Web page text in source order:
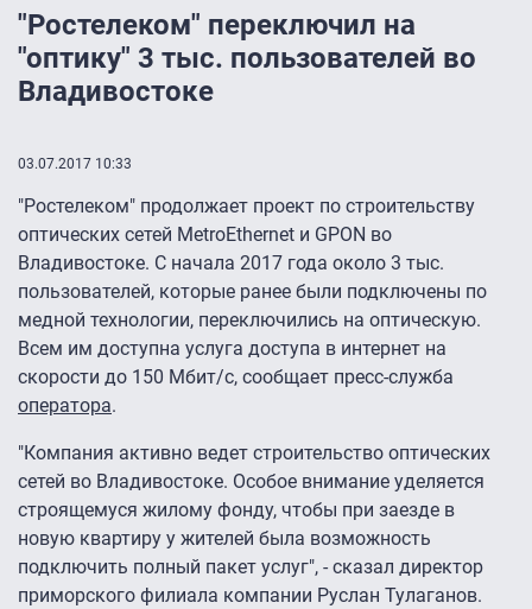
"Ростелеком" переключил на
"оптику" 3 тыс. пользователей во
Владивостоке
03.07.2017 10:33
"Ростелеком" продолжает проект по строительству
оптических сетей MetroEthernet и GPON во
Владивостоке. С начала 2017 года около 3 тыс.
пользователей, которые ранее были подключены по
медной технологии, переключились на оптическую.
Всем им доступна услуга доступа в интернет на
скорости до 150 Мбит/с, сообщает пресс-служба
оператора.
"Компания активно ведет строительство оптических
сетей во Владивостоке. Особое внимание уделяется
строящемуся жилому фонду, чтобы при заезде в
новую квартиру у жителей была возможность
подключить полный пакет услуг", - сказал директор
приморского филиала компании Руслан Тулаганов.